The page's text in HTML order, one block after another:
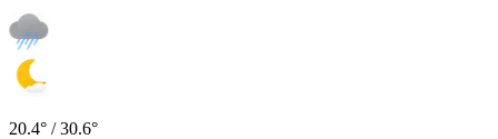
20.4° / 30.6°